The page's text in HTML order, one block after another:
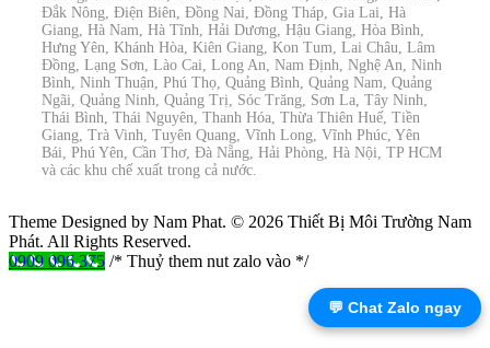
Đắk Nông, Điện Biên, Đồng Nai, Đồng Tháp, Gia Lai, Hà
Giang, Hà Nam, Hà Tĩnh, Hải Dương, Hậu Giang, Hòa Bình,
Hưng Yên, Khánh Hòa, Kiên Giang, Kon Tum, Lai Châu, Lâm
Đồng, Lạng Sơn, Lào Cai, Long An, Nam Định, Nghệ An, Ninh
Bình, Ninh Thuận, Phú Thọ, Quảng Bình, Quảng Nam, Quảng
Ngãi, Quảng Ninh, Quảng Trị, Sóc Trăng, Sơn La, Tây Ninh,
Thái Bình, Thái Nguyên, Thanh Hóa, Thừa Thiên Huế, Tiền
Giang, Trà Vinh, Tuyên Quang, Vĩnh Long, Vĩnh Phúc, Yên
Bái, Phú Yên, Cần Thơ, Đà Nẵng, Hải Phòng, Hà Nội, TP HCM
và các khu chế xuất trong cả nước.
Theme Designed by Nam Phat. © 2026 Thiết Bị Môi Trường Nam
Phát. All Rights Reserved.
0909 096 375 /* Thuỷ them nut zalo vào */
💬 Chat Zalo ngay